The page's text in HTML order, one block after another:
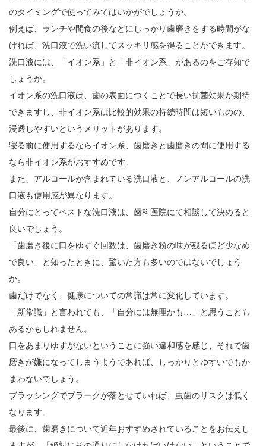
のタイミングで使ってみてはいかがでしょうか。
例えば、ランチや間食の後などにしっかり歯磨きをする時間がな
ければ、洗口液で洗い流してスッキリ感を得ることができます。
洗口液には、「イオン系」と「非イオン系」があるのをご存知で
しょうか。
イオン系の洗口液は、歯の表面につくことで長い抗菌効果が期待
できますし、非イオン系は比較的効果の持続時間は短いものの、
浸透しやすいというメリットがあります。
寝る前に使用するならイオン系、歯磨きと歯磨きの間に使用する
なら非イオン系がおすすめです。
また、アルコールが含まれている洗口液と、ノンアルコールの洗
口液も使用感が異なります。
自分にとってベストな洗口液は、歯科医院にて相談して決めると
良いでしょう。
「歯磨き後に口をゆすぐ回数は、歯磨き粉の味が残るほど少なめ
で良い」と知ったときに、驚いた方も多いのではないでしょう
か。
歯だけでなく、健康についての常識は常に変化しています。
「新常識」と言われても、「自分には無理かも…」と思うことも
あるかもしれません。
口をあまりゆすがないということに強い違和感を感じ、それで歯
磨きが嫌になってしまうようであれば、しっかりとゆすいでもか
まわないでしょう。
ブラッシングでプラークが落とせていれば、虫歯のリスクは低く
なります。
最後に、歯磨きについて近年おすすめされていることをお伝えし